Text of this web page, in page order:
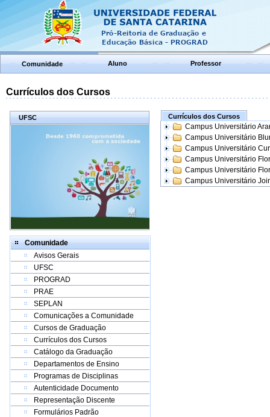
Comunidade Aluno Professor
Currículos dos Cursos
UFSC
Comunidade
Avisos Gerais
UFSC
PROGRAD
PRAE
SEPLAN
Comunicações a Comunidade
Cursos de Graduação
Currículos dos Cursos
Catálogo da Graduação
Departamentos de Ensino
Programas de Disciplinas
Autenticidade Documento
Representação Discente
Formulários Padrão
Currículos dos Cursos
Campus Universitário
Campus Universitário
Campus Universitário
Campus Universitário
Campus Universitário
Campus Universitário